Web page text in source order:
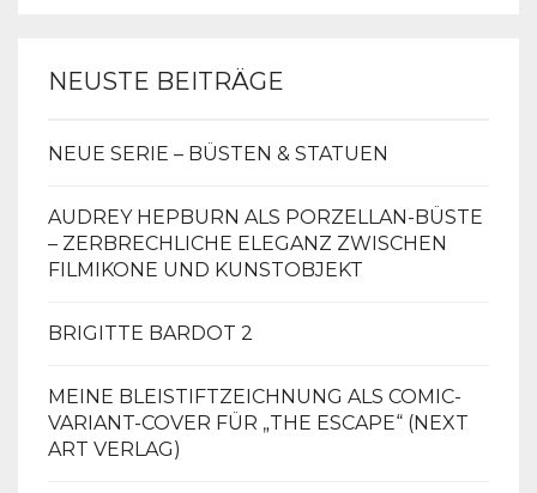
NEUSTE BEITRÄGE
NEUE SERIE – BÜSTEN & STATUEN
AUDREY HEPBURN ALS PORZELLAN-BÜSTE
– ZERBRECHLICHE ELEGANZ ZWISCHEN
FILMIKONE UND KUNSTOBJEKT
BRIGITTE BARDOT 2
MEINE BLEISTIFTZEICHNUNG ALS COMIC-
VARIANT-COVER FÜR „THE ESCAPE“ (NEXT
ART VERLAG)